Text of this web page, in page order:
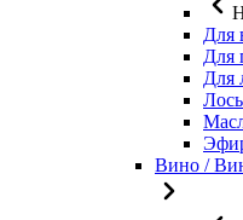
Для
Для
Для
Вино /